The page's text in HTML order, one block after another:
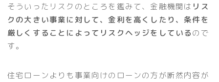
そういったリスクのところを鑑みて、金融機関は リス
クの大きい事業に対して、金利を高くしたり、条件を
厳しくすることによってリスクヘッジをしているので
す。
住宅ローンよりも事業向けのローンの方が断然内容が